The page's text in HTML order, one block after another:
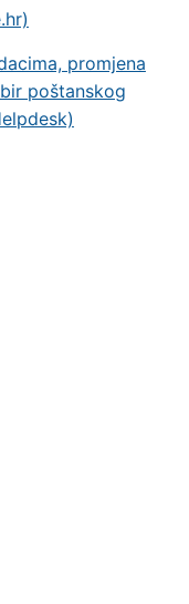
promjena
poštanskog